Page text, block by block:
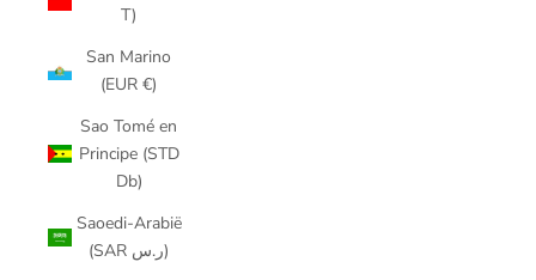
T)
San Marino
(EUR €)
Sao Tomé en
Principe (STD
Db)
Saoedi-Arabië
(SAR ر.س)